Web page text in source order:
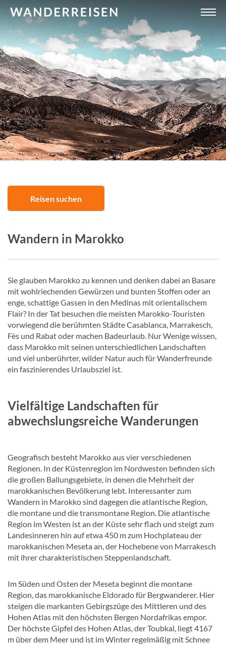
Wandern in Marokko
Reisen suchen
Sie glauben Marokko zu kennen und denken dabei an Basare
mit wohlriechenden Gewürzen und bunten Stoffen oder an
enge, schattige Gassen in den Medinas mit orientalischem
Flair? In der Tat besuchen die meisten Marokko-Touristen
vorwiegend die berühmten Städte Casablanca, Marrakesch,
Fès und Rabat oder machen Badeurlaub. Nur Wenige wissen,
dass Marokko mit seinen unterschiedlichen Landschaften
und viel unberührter, wilder Natur auch für Wanderfreunde
ein faszinierendes Urlaubsziel ist.
Vielfältige Landschaften für
abwechslungsreiche Wanderungen
Geografisch besteht Marokko aus vier verschiedenen
Regionen. In der Küstenregion im Nordwesten befinden sich
die großen Ballungsgebiete, in denen die Mehrheit der
marokkanischen Bevölkerung lebt. Interessanter zum
Wandern in Marokko sind dagegen die atlantische Region,
die montane und die transmontane Region. Die atlantische
Region im Westen ist an der Küste sehr flach und steigt zum
Landesinneren hin auf etwa 450 m zum Hochplateau der
marokkanischen Meseta an, der Hochebene von Marrakesch
mit ihrer charakteristischen Steppenlandschaft.
Im Süden und Osten der Meseta beginnt die montane
Region, das marokkanische Eldorado für Bergwanderer. Hier
steigen die markanten Gebirgszüge des Mittleren und des
Hohen Atlas mit den höchsten Bergen Nordafrikas empor.
Der höchste Gipfel des Hohen Atlas, der Toubkal, liegt 4167
m über dem Meer und ist im Winter regelmäßig mit Schnee